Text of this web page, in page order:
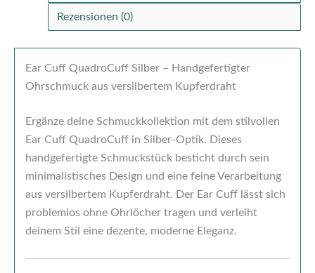
Rezensionen (0)
Ear Cuff QuadroCuff Silber – Handgefertigter
Ohrschmuck aus versilbertem Kupferdraht
Ergänze deine Schmuckkollektion mit dem stilvollen
Ear Cuff QuadroCuff in Silber-Optik. Dieses
handgefertigte Schmuckstück besticht durch sein
minimalistisches Design und eine feine Verarbeitung
aus versilbertem Kupferdraht. Der Ear Cuff lässt sich
problemlos ohne Ohrlöcher tragen und verleiht
deinem Stil eine dezente, moderne Eleganz.